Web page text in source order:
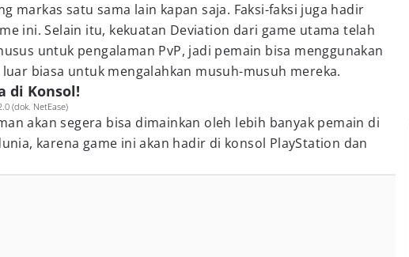
markas satu sama lain kapan saja. Faksi-faksi juga hadir
ini. Selain itu, kekuatan Deviation dari game utama telah
untuk pengalaman PvP, jadi pemain bisa menggunakan
biasa untuk mengalahkan musuh-musuh mereka.
di Konsol!
(dok. NetEase)
akan segera bisa dimainkan oleh lebih banyak pemain di
karena game ini akan hadir di konsol PlayStation dan